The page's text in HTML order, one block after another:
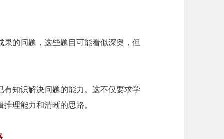
的问题，这些题目可能看似深奥，但
有知识解决问题的能力。这不仅要求学
理能力和清晰的思路。